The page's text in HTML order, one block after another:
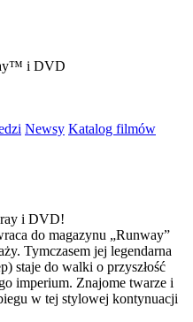
i DVD
Newsy Katalog filmów
ray i DVD!
do magazynu „Runway”
Tymczasem jej legendarna
staje do walki o przyszłość
imperium. Znajome twarze i
w tej stylowej kontynuacji